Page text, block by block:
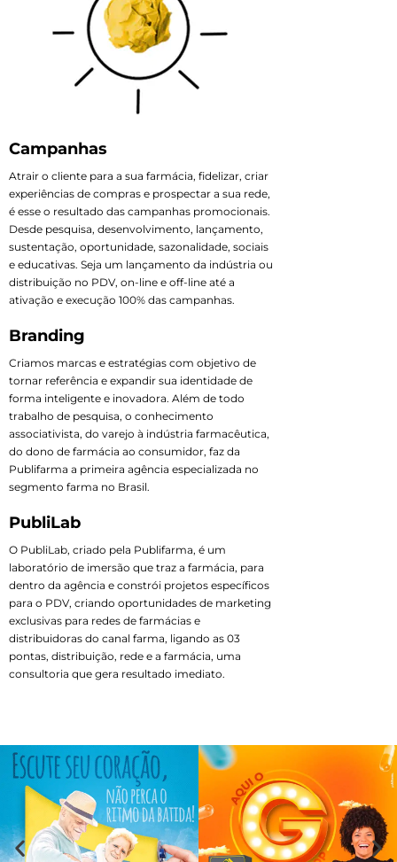
Campanhas
Atrair o cliente para a sua farmácia, fidelizar, criar
experiências de compras e prospectar a sua rede,
é esse o resultado das campanhas promocionais.
Desde pesquisa, desenvolvimento, lançamento,
sustentação, oportunidade, sazonalidade, sociais
e educativas. Seja um lançamento da indústria ou
distribuição no PDV, on-line e off-line até a
ativação e execução 100% das campanhas.
Branding
Criamos marcas e estratégias com objetivo de
tornar referência e expandir sua identidade de
forma inteligente e inovadora. Além de todo
trabalho de pesquisa, o conhecimento
associativista, do varejo à indústria farmacêutica,
do dono de farmácia ao consumidor, faz da
Publifarma a primeira agência especializada no
segmento farma no Brasil.
PubliLab
O PubliLab, criado pela Publifarma, é um
laboratório de imersão que traz a farmácia, para
dentro da agência e constrói projetos específicos
para o PDV, criando oportunidades de marketing
exclusivas para redes de farmácias e
distribuidoras do canal farma, ligando as 03
pontas, distribuição, rede e a farmácia, uma
consultoria que gera resultado imediato.